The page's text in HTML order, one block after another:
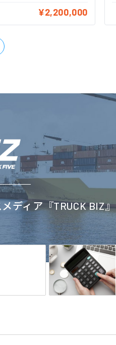
¥2,200,000
ディア『TRUCK BIZ』